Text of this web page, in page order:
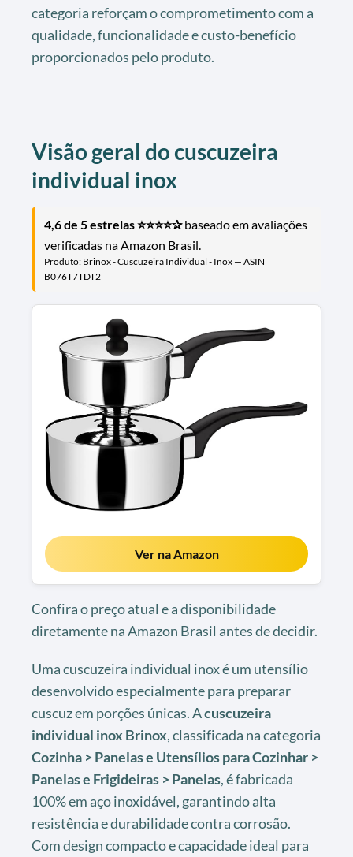
categoria reforçam o comprometimento com a
qualidade, funcionalidade e custo-benefício
proporcionados pelo produto.
Visão geral docuscuzeira
individual inox
4,6 de 5 estrelas ⭐⭐⭐⭐✰baseado em avaliações
verificadas na Amazon Brasil.
Produto: Brinox - Cuscuzeira Individual - Inox — ASIN
B076T7TDT2
Ver na Amazon
Confira o preço atual e a disponibilidade
diretamente na Amazon Brasil antes de decidir.
Uma cuscuzeira individual inox é um utensílio
desenvolvido especialmente para preparar
cuscuz em porções únicas. Acuscuzeira
individual inox Brinox, classificada na categoria
Cozinha > Panelas e Utensílios para Cozinhar >
Panelas e Frigideiras > Panelas, é fabricada
100% em aço inoxidável, garantindo alta
resistência e durabilidade contra corrosão.
Com design compacto e capacidade ideal para